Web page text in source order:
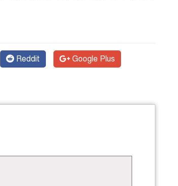
Reddit Google Plus